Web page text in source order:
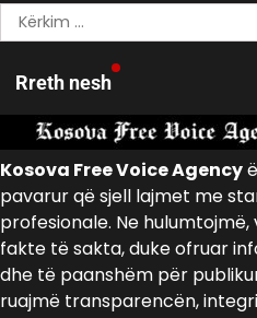
Kërko
për:
Rreth nesh
Kosova Free Voice Agency
pavarur që sjell lajmet me
profesionale. Ne
fakte të sakta, duke ofruar
dhe të paanshëm për
ruajmë transparencën,